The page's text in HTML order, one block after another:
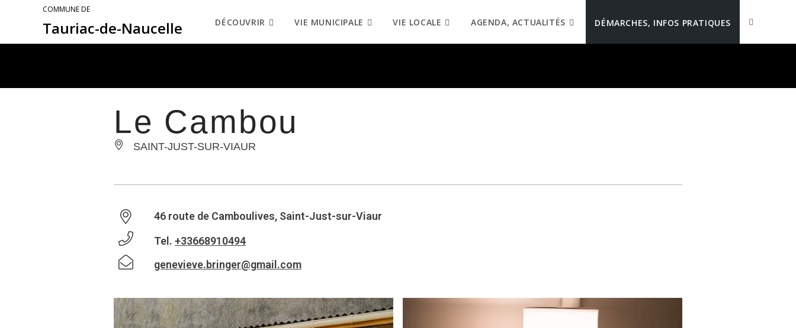
COMMUNE DE
Tauriac-de-Naucelle DÉCOUVRIR VIE MUNICIPALE VIE LOCALE AGENDA, ACTUALITÉS DÉMARCHES, INFOS PRATIQUES
Le Cambou
SAINT-JUST-SUR-VIAUR
46 route de Camboulives, Saint-Just-sur-Viaur
Tel. +33668910494
genevieve.bringer@gmail.com